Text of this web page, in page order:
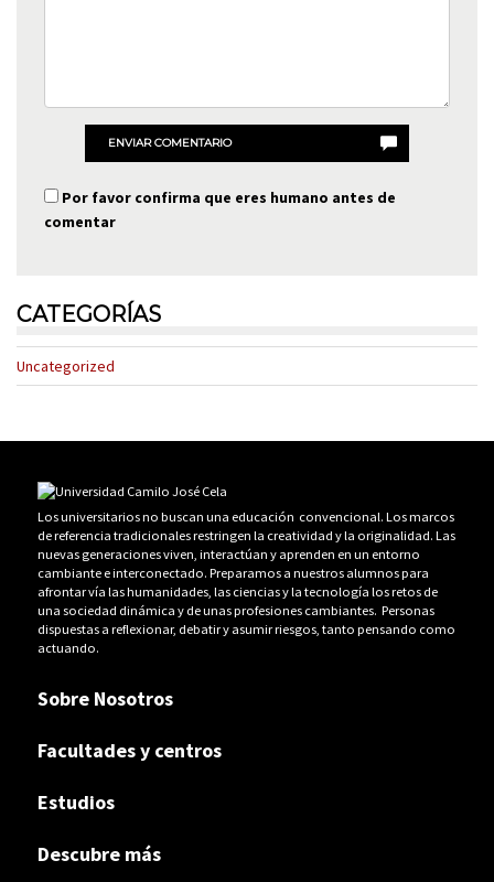
ENVIAR COMENTARIO
Por favor confirma que eres humano antes de
comentar
CATEGORÍAS
Uncategorized
Los universitarios no buscan una educación convencional. Los marcos
de referencia tradicionales restringen la creatividad y la originalidad. Las
nuevas generaciones viven, interactúan y aprenden en un entorno
cambiante e interconectado. Preparamos a nuestros alumnos para
afrontar vía las humanidades, las ciencias y la tecnología los retos de
una sociedad dinámica y de unas profesiones cambiantes. Personas
dispuestas a reflexionar, debatir y asumir riesgos, tanto pensando como
actuando.
Sobre Nosotros
Facultades y centros
Estudios
Descubre más